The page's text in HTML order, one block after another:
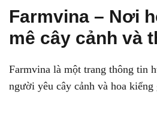
Farmvina – Nơi
mê cây cảnh và
Farmvina là một trang thông tin
người yêu cây cảnh và hoa